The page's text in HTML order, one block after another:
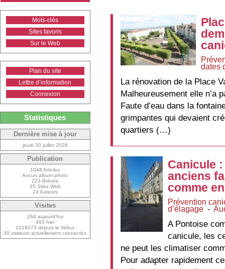
dates
La rénovation de la Place
Malheureusement elle n’a
Faute d’eau dans la
grimpantes qui devaient
quartiers (…)
Canicule
anciens
comme
Prévention
d’élagage -
A Pontoise
canicule, les
ne peut les climatiser
Pour adapter rapidement
Mots-clés
Sites favoris
Sur le Web
Plan du site
Lettre d’information
Connexion
Statistiques
Dernière mise à jour
jeudi 30 juillet 2026
Publication
1048 Articles
Aucun album photo
223 Brèves
35 Sites Web
24 Auteurs
Visites
264 aujourd’hui
493 hier
1016073 depuis le début
30 visiteurs actuellement connectés